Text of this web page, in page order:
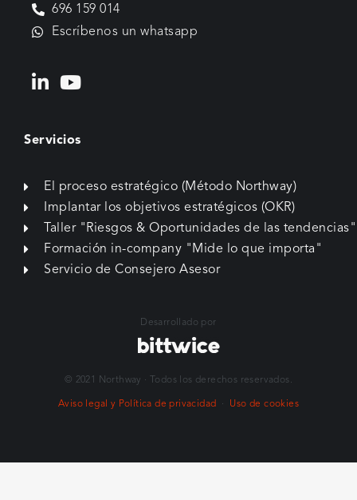
Escríbenos un whatsapp
Servicios
Implantar los objetivos estratégicos (OKR)
Taller "Riesgos & Oportunidades de las tendencias"
Servicio de Consejero Asesor